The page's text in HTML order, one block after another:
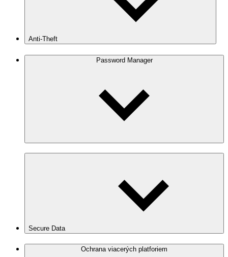
Anti‑Theft
Password Manager
Secure Data
Ochrana viacerých platforiem